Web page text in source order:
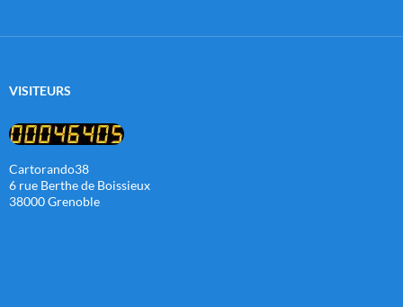
VISITEURS
Cartorando38
6 rue Berthe de Boissieux
38000 Grenoble